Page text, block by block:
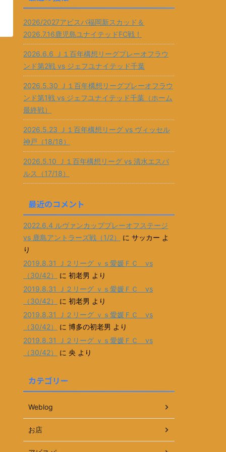
2026/2027アビスパ福岡新スカッド＆
2026.7.16鹿児島ユナイテッドFC戦！
2026.6.6 Ｊ１百年構想リーグプレーオフラウ
ンド第2戦 vs ジェフユナイテッド千葉
2026.5.30 Ｊ１百年構想リーグプレーオフラウ
ンド第1戦 vs ジェフユナイテッド千葉（ホーム
最終戦）
2026.5.23 Ｊ１百年構想リーグ vs ヴィッセル
神戸（18/18）
2026.5.10 Ｊ１百年構想リーグ vs 清水エスパ
ルス（17/18）
最近のコメント
2022.6.4 ルヴァンカッププレーオフステージ
vs 鹿島アントラーズ戦（1/2）
に サッカー よ
り
2019.8.31 Ｊ２リーグ ｖｓ愛媛ＦＣ vs
（30/42）
に 初老男 より
2019.8.31 Ｊ２リーグ ｖｓ愛媛ＦＣ vs
（30/42）
に 初老男 より
2019.8.31 Ｊ２リーグ ｖｓ愛媛ＦＣ vs
（30/42）
に 博多の初老男 より
2019.8.31 Ｊ２リーグ ｖｓ愛媛ＦＣ vs
（30/42）
に 央 より
カテゴリー
Weblog
お店